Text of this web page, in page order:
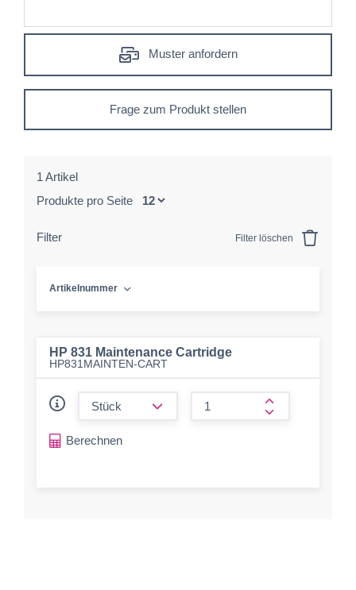
Muster anfordern
Frage zum Produkt stellen
1 Artikel
Produkte pro Seite
Filter Filter löschen
Artikelnummer
HP 831 Maintenance Cartridge
HP831MAINTEN-CART
form.increase-
Berechnen